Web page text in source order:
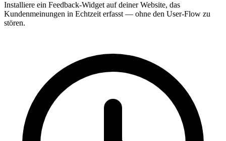
Installiere ein Feedback-Widget auf deiner Website, das
Kundenmeinungen in Echtzeit erfasst — ohne den User-Flow zu
stören.